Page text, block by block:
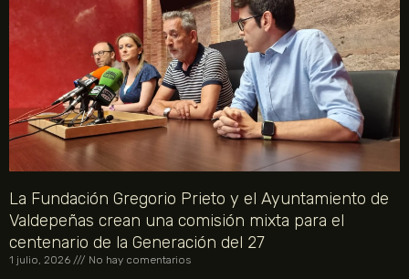
La Fundación Gregorio Prieto y el Ayuntamiento de
Valdepeñas crean una comisión mixta para el
centenario de la Generación del 27
1 julio, 2026 No hay comentarios